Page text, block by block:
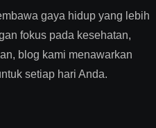
gaya hidup yang lebih
fokus pada kesehatan,
blog kami menawarkan
setiap hari Anda.